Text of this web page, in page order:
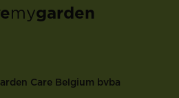
mygarden
Care Belgium bvba